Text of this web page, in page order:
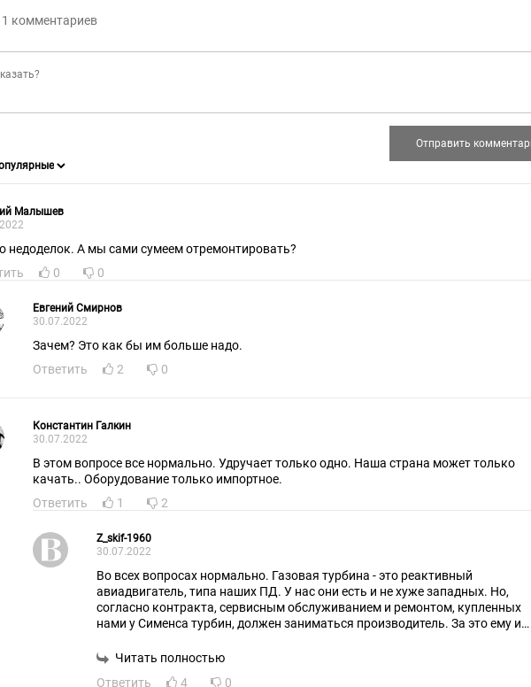
комментариев
Малышев
недоделок. А мы сами сумеем отремонтировать?
0 0
Евгений Смирнов
30.07.2022
Зачем? Это как бы им больше надо.
Ответить
2 0
Константин Галкин
30.07.2022
В этом вопросе все нормально. Удручает только одно. Наша страна может только
качать.. Оборудование только импортное.
Ответить
1 2
Z_skif-1960
30.07.2022
Во всех вопросах нормально. Газовая турбина - это реактивный
авиадвигатель, типа наших ПД. У нас они есть и не хуже западных. Но,
согласно контракта, сервисным обслуживанием и ремонтом, купленных
нами у Сименса турбин, должен заниматься производитель. За это ему и
аварий, неисправностей и т.п. будем сами и виноваты. Все, как и с бытовой
Читать полностью
Ответить
4 0